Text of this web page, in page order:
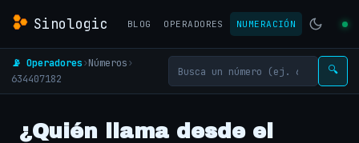
Sinologic BLOG OPERADORES NUMERACIÓN
📡 Operadores›Números›
634407182
🔍
¿Quién llama desde el